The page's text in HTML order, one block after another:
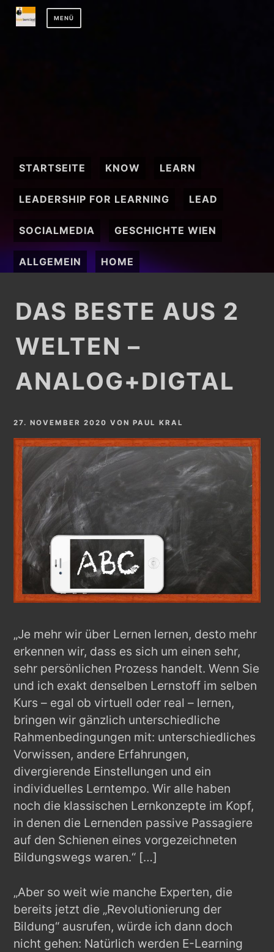
Zum
Inhalt
MENÜ
STARTSEITE KNOW LEARN
LEADERSHIP FOR LEARNING LEAD
SOCIALMEDIA GESCHICHTE WIEN
ALLGEMEIN HOME
DAS BESTE AUS 2
WELTEN –
ANALOG+DIGTAL
27. NOVEMBER 2020 VONPAUL KRAL
„Je mehr wir über Lernen lernen, desto mehr
erkennen wir, dass es sich um einen sehr,
sehr persönlichen Prozess handelt. Wenn Sie
und ich exakt denselben Lernstoff im selben
Kurs – egal ob virtuell oder real – lernen,
bringen wir gänzlich unterschiedliche
Rahmenbedingungen mit: unterschiedliches
Vorwissen, andere Erfahrungen,
divergierende Einstellungen und ein
individuelles Lerntempo. Wir alle haben
noch die klassischen Lernkonzepte im Kopf,
in denen die Lernenden passive Passagiere
auf den Schienen eines vorgezeichneten
Bildungswegs waren.“ […]
„Aber so weit wie manche Experten, die
bereits jetzt die „Revolutionierung der
Bildung“ ausrufen, würde ich dann doch
nicht gehen: Natürlich werden E-Learning